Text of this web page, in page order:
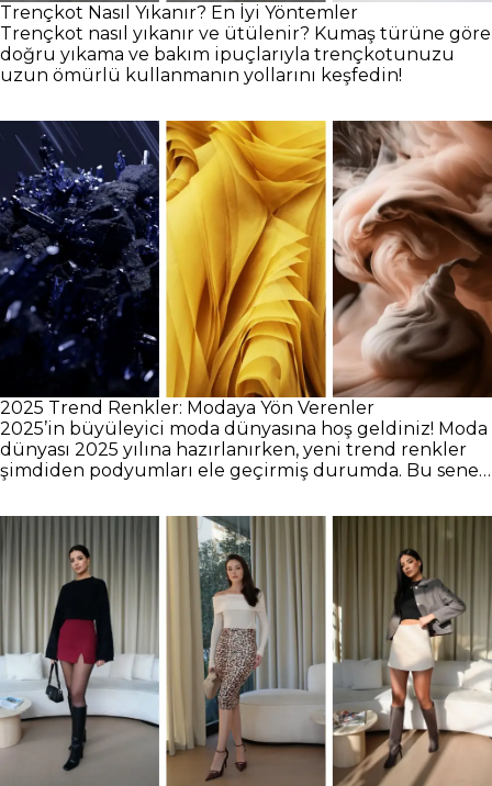
Trençkot Nasıl Yıkanır? En İyi Yöntemler
Trençkot nasıl yıkanır ve ütülenir? Kumaş türüne göre
doğru yıkama ve bakım ipuçlarıyla trençkotunuzu
uzun ömürlü kullanmanın yollarını keşfedin!
2025 Trend Renkler: Modaya Yön Verenler
2025’in büyüleyici moda dünyasına hoş geldiniz! Moda
dünyası 2025 yılına hazırlanırken, yeni trend renkler
şimdiden podyumları ele geçirmiş durumda. Bu sene